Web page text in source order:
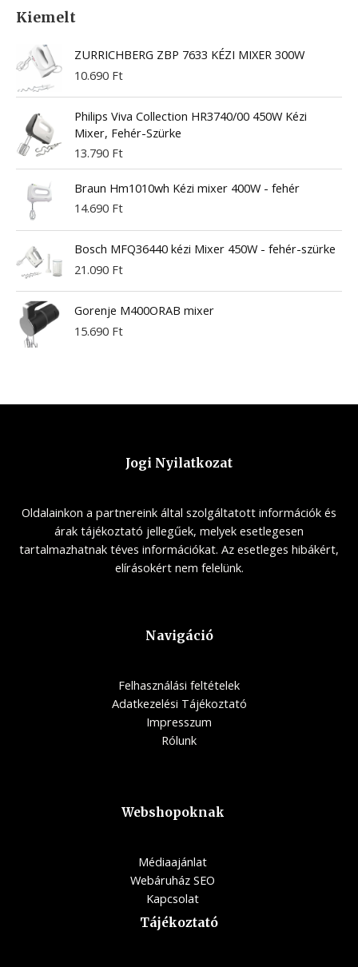
Kiemelt
ZURRICHBERG ZBP 7633 KÉZI MIXER 300W
10.690 Ft
Philips Viva Collection HR3740/00 450W Kézi
Mixer, Fehér-Szürke
13.790 Ft
Braun Hm1010wh Kézi mixer 400W - fehér
14.690 Ft
Bosch MFQ36440 kézi Mixer 450W - fehér-szürke
21.090 Ft
Gorenje M400ORAB mixer
15.690 Ft
Jogi Nyilatkozat
Oldalainkon a partnereink által szolgáltatott információk és
árak tájékoztató jellegűek, melyek esetlegesen
tartalmazhatnak téves információkat. Az esetleges hibákért,
elírásokért nem felelünk.
Navigáció
Felhasználási feltételek
Adatkezelési Tájékoztató
Impresszum
Rólunk
Webshopoknak
Médiaajánlat
Webáruház SEO
Kapcsolat
Tájékoztató